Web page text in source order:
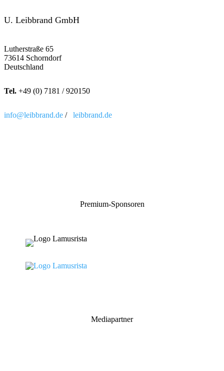
U. Leibbrand GmbH
Lutherstraße 65
73614 Schorndorf
Deutschland
Tel. +49 (0) 7181 / 920150
info@leibbrand.de / leibbrand.de
Premium-Sponsoren
Mediapartner